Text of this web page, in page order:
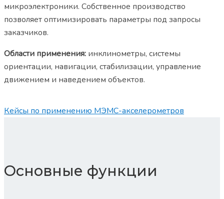
микроэлектроники. Собственное производство
позволяет оптимизировать параметры под запросы
заказчиков.
Области применения: инклинометры, системы
ориентации, навигации, стабилизации, управление
движением и наведением объектов.
Кейсы по применению МЭМС-акселерометров
Основные функции